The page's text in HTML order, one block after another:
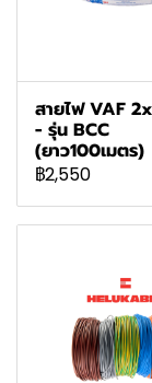
สายไฟ VAF
- รุ่น BCC
(ยาว100เมตร)
฿2,550